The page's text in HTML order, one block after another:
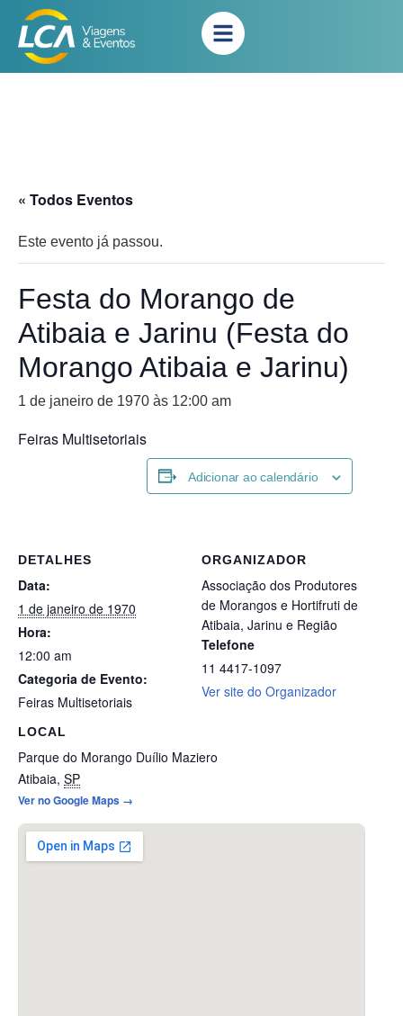
« Todos Eventos
Este evento já passou.
Festa do Morango de
Atibaia e Jarinu (Festa do
Morango Atibaia e Jarinu)
1 de janeiro de 1970 às 12:00 am
Feiras Multisetoriais
Adicionar ao calendário
DETALHES
Data:
1 de janeiro de 1970
Hora:
12:00 am
Categoria de Evento:
Feiras Multisetoriais
LOCAL
Parque do Morango Duílio Maziero
Atibaia, SP
Ver no Google Maps →
ORGANIZADOR
Associação dos Produtores
de Morangos e Hortifruti de
Atibaia, Jarinu e Região
Telefone
11 4417-1097
Ver site do Organizador